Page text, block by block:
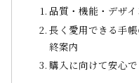
品質・機能・デザ
長く愛用できる手
終案内
購入に向けて安心